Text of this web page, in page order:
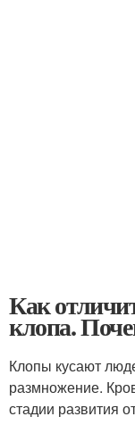
Как
клопа.
Клопы кусают
размножение.
стадии развития